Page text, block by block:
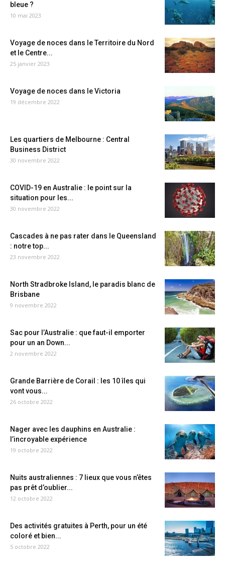
bleue ?
10 mai 2023
Voyage de noces dans le Territoire du Nord
et le Centre...
25 janvier 2023
Voyage de noces dans le Victoria
19 décembre 2022
Les quartiers de Melbourne : Central
Business District
30 novembre 2022
COVID-19 en Australie : le point sur la
situation pour les...
30 novembre 2022
Cascades à ne pas rater dans le Queensland
: notre top...
23 novembre 2022
North Stradbroke Island, le paradis blanc de
Brisbane
9 novembre 2022
Sac pour l’Australie : que faut-il emporter
pour un an Down...
2 novembre 2022
Grande Barrière de Corail : les 10 îles qui
vont vous...
26 octobre 2022
Nager avec les dauphins en Australie :
l’incroyable expérience
19 octobre 2022
Nuits australiennes : 7 lieux que vous n’êtes
pas prêt d’oublier...
12 octobre 2022
Des activités gratuites à Perth, pour un été
coloré et bien...
5 octobre 2022